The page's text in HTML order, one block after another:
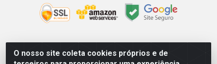
O nosso site coleta cookies próprios e de
Zein Importação e Comércio LTDA - Av. Senador Queiróz, 274